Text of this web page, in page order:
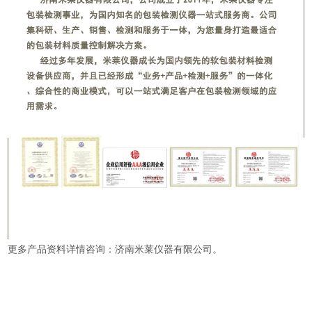
更多产品资料详情咨询：济南米莱仪器有限公司。